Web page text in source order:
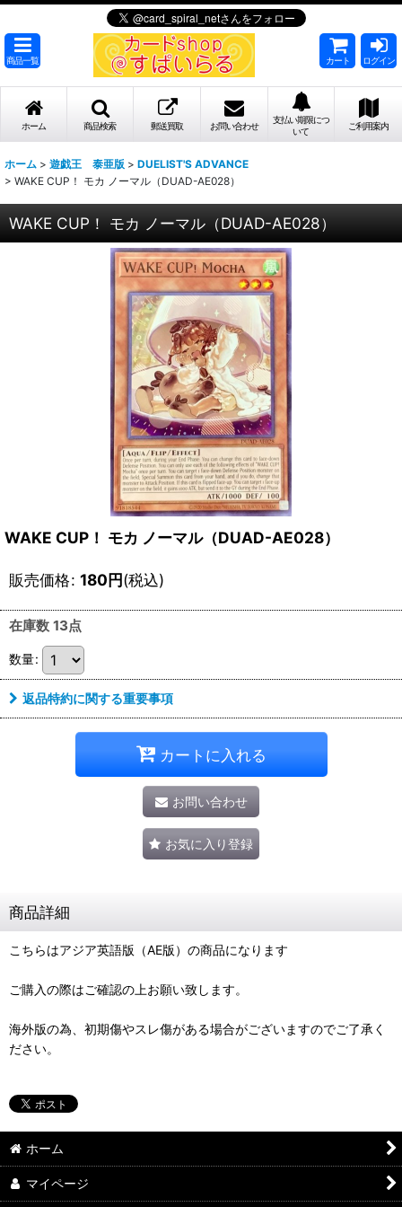
商品一覧 カート ログイン
ホーム 商品検索 郵送買取 お問い合わせ
支払い期限につ
いて
ご利用案内
ホーム > 遊戯王 泰亜版 > DUELIST'S ADVANCE
> WAKE CUP！ モカ ノーマル（DUAD-AE028）
WAKE CUP！ モカ ノーマル（DUAD-AE028）
WAKE CUP！ モカ ノーマル（DUAD-AE028）
販売価格: 180円(税込)
在庫数 13点
数量:
返品特約に関する重要事項
カートに入れる
お問い合わせ
お気に入り登録
商品詳細
こちらはアジア英語版（AE版）の商品になります
ご購入の際はご確認の上お願い致します。
海外版の為、初期傷やスレ傷がある場合がございますのでご了承く
ださい。
ホーム
マイページ